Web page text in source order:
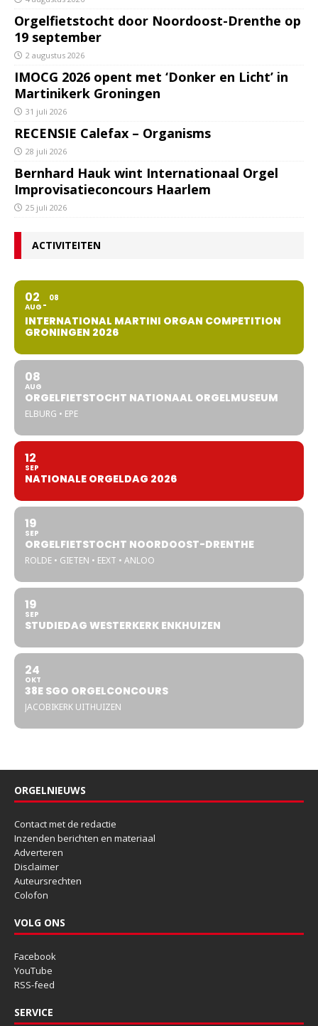
Orgelfietstocht door Noordoost-Drenthe op
19 september
2 augustus 2026
IMOCG 2026 opent met ‘Donker en Licht’ in
Martinikerk Groningen
31 juli 2026
RECENSIE Calefax – Organisms
28 juli 2026
Bernhard Hauk wint Internationaal Orgel
Improvisatieconcours Haarlem
25 juli 2026
ACTIVITEITEN
02
AUG
08
INTERNATIONAL MARTINI ORGAN COMPETITION
GRONINGEN 2026
08
AUG
ORGELFIETSTOCHT NATIONAAL ORGELMUSEUM
ELBURG • EPE
12
SEP
NATIONALE ORGELDAG 2026
19
SEP
ORGELFIETSTOCHT NOORDOOST-DRENTHE
ROLDE • GIETEN • EEXT • ANLOO
19
SEP
STUDIEDAG WESTERKERK ENKHUIZEN
24
OKT
38E SGO ORGELCONCOURS
JACOBIKERK UITHUIZEN
ORGELNIEUWS
Contact met de redactie
Inzenden berichten en materiaal
Adverteren
Disclaimer
Auteursrechten
Colofon
VOLG ONS
Facebook
YouTube
RSS-feed
SERVICE